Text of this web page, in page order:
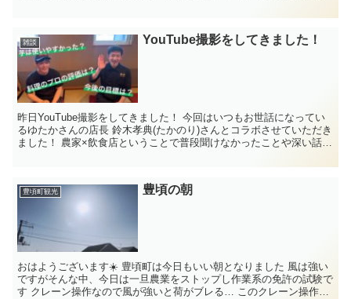
雑談 YouTube撮影をしてきました！
昨日YouTube撮影をしてきました！ 今回はいつもお世話になってい
るゆたかさんの店長 鈴木孝典(たかのり)さんとコラボさせていただき
ました！ 農家×飲食店ということで普段聞けなかったことや深い話な
豊頃町観光 豊頃の朝
おはようございます☀️ 豊頃町は今日もいい朝となりました 風は強い
ですがそんな中、今日は一旦農業をストップし作業系の免許の試験で
す クレーン操作なので風が強いと荷がブレる… このクレーン操作が